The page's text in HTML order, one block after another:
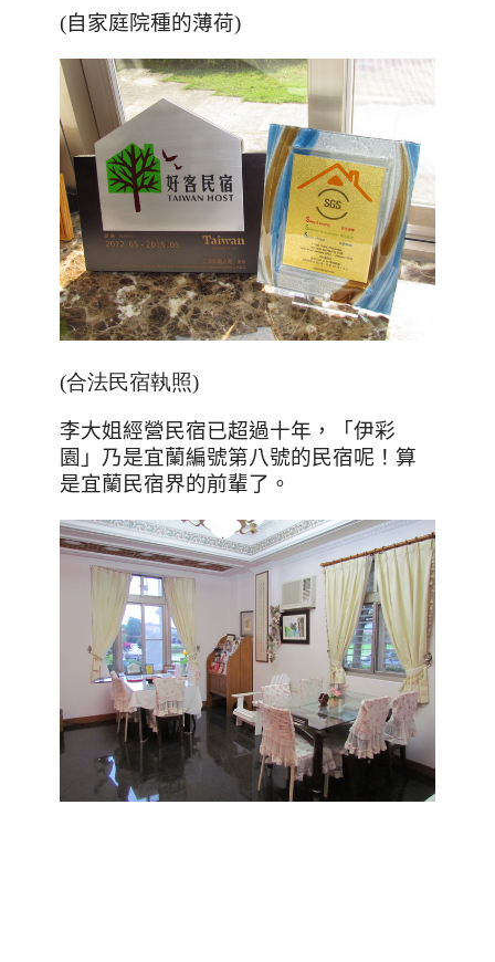
(自家庭院種的薄荷)
(合法民宿執照)
李大姐經營民宿已超過十年，「伊彩
園」乃是宜蘭編號第八號的民宿呢！算
是宜蘭民宿界的前輩了。